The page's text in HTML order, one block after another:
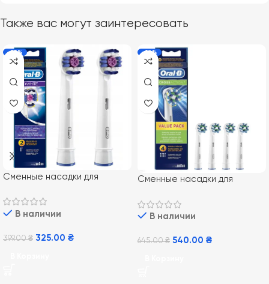
Также вас могут заинтересовать
-19%
Сменные насадки для
Oral-B EB18 3D White 2 шт
В наличии
399.00₴ 325.00 ₴
-16%
Сменные насадки для
ORAL-B EB50 CrossAction 4
шт В наличии
645.00₴ 540.00 ₴